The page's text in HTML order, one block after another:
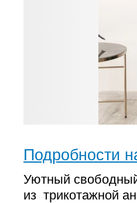
Подробности
Уютный
из трикотажной